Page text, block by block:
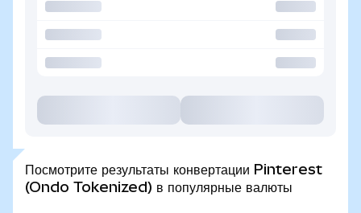
Посмотрите результаты конвертации Pinterest
(Ondo Tokenized) в популярные валюты